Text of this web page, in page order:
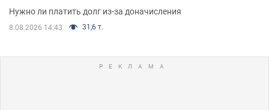
Нужно ли платить долг из-за доначисления
8.08.2026 14:43 31,6 т.